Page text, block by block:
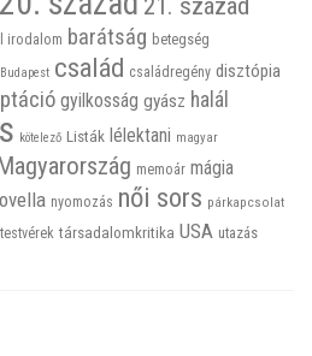
irodalom barátság betegség
Budapest család családregény disztópia
gyilkosság gyász halál
kötelező Listák lélektani magyar
memoár mágia
nyomozás női sors párkapcsolat
testvérek társadalomkritika USA utazás